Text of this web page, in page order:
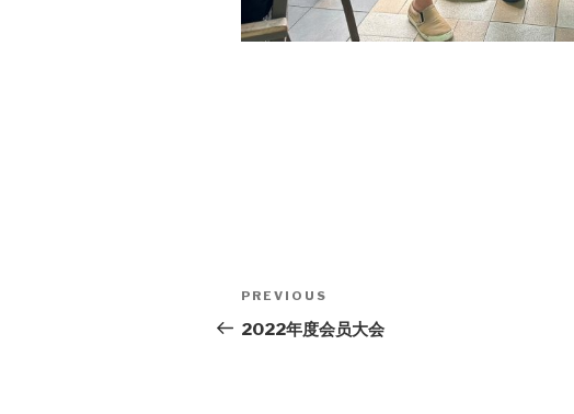
Post
navigation
Previous
Post
PREVIOUS
2022年度会员大会